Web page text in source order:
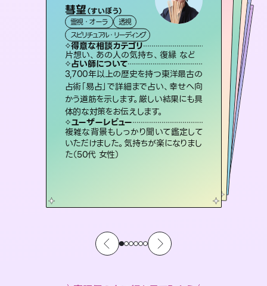
彗望（すいぼう）
霊視・オーラ
透視
スピリチュアル・リーディング
得意な相談カテゴリ
片想い、あの人の気持ち、復縁 など
占い師について
3,700年以上の歴史を持つ東洋最古の
占術「易占」で詳細まで占い、幸せへ向
かう道筋を示します。厳しい結果にも具
体的な対策をお伝えします。
ユーザーレビュー
複雑な背景もしっかり聞いて鑑定して
いただけました。気持ちが楽になりまし
た（50代 女性）
桃源珠羽（とうげんみう）
霊視・オーラ タロット
スピリチュアル・リーディング
得意な相談カテゴリ
片想い、あの人の気持ち、復縁 など
占い師について
恋愛のお悩みの中でも特に「曖昧な関
係」の相談を得意としており、友達以上
恋人未満なお相手との今後や本音を丁
寧に読み解き恋愛成就へと導きます。
ユーザーレビュー
鑑定していただいてアドバイス通りに行
動すると仲が復活してきました。ありが
とうございました（40代 女性）
セラピスト理恵
霊視・オーラ
スピリチュアル・リーディング
得意な相談カテゴリ
片想い、二人の未来、年の差 など
占い師について
連絡再開、復縁、成就などの報告実績
多数。セラピストとして2万超の施術経
験があるからこそできる鑑定で、より良
い未来をサポートします。
ユーザーレビュー
とても心温まる鑑定でした。しかもこち
らは何も言っていないのに視えていらっ
しゃるんだなと驚きです（30代女性）
おう 霊感オラクル
霊視・オーラ
オラクルカード
得意な相談カテゴリ
恋愛総合、あの人の気持ち など
占い師について
霊視×オラクルカードを使って「今」と「未来」そして「気になるあの人の気持ち」まで丁寧に読み解き、恋や人生のヒントを優しく引き出します。
ユーザーレビュー
不安な気持ちが嘘みたいに晴れまし
た…！よく視えていらっしゃるんだなと
感じました（40代 女性）
未来視師＊花
霊視・オーラ
スピリチュアル・リーディング
得意な相談カテゴリ
出逢い、片想い、復縁 など
占い師について
未来には何パターンもの選択肢があり
ます。不安で視えにくくなっているあな
たの素敵な未来を見つけ、その未来を
選択できるようアドバイスします。
ユーザーレビュー
職場の人の性質や人間関係、本心など
本当によく視えていてびっくり。対策が
打てて前向きになれます（40代）
アイリス -iris-
西洋占星術 タロット
ルーン
得意な相談カテゴリ
恋愛総合、片想い、二人の未来 など
占い師について
復縁、恋愛、不倫の行方、同性愛や片
思い、仕事関係や借金問題まで知りた
いことや心の負担になっていることを
紐解き、背中をそっと押して導きます。
ユーザーレビュー
安心感のあり、言い切ってくれる所や濁
さない鑑定のおかげで、毎回自分の気
持ちを整えられます（30代 男性）